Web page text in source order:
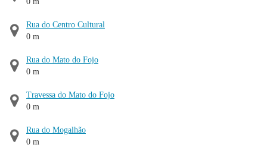
Rua do Centro Cultural
0 m
Rua do Mato do Fojo
0 m
Travessa do Mato do Fojo
0 m
Rua do Mogalhão
0 m